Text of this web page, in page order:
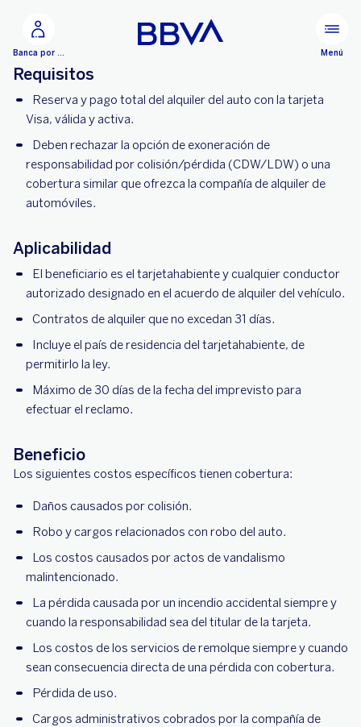
Banca por Internet Menú
Requisitos
Reserva y pago total del alquiler del auto con la tarjeta
Visa, válida y activa.
Deben rechazar la opción de exoneración de
responsabilidad por colisión/pérdida (CDW/LDW) o una
cobertura similar que ofrezca la compañía de alquiler de
automóviles.
Aplicabilidad
El beneficiario es el tarjetahabiente y cualquier conductor
autorizado designado en el acuerdo de alquiler del vehículo.
Contratos de alquiler que no excedan 31 días.
Incluye el país de residencia del tarjetahabiente, de
permitirlo la ley.
Máximo de 30 días de la fecha del imprevisto para
efectuar el reclamo.
Beneficio
Los siguientes costos específicos tienen cobertura:
Daños causados por colisión.
Robo y cargos relacionados con robo del auto.
Los costos causados por actos de vandalismo
malintencionado.
La pérdida causada por un incendio accidental siempre y
cuando la responsabilidad sea del titular de la tarjeta.
Los costos de los servicios de remolque siempre y cuando
sean consecuencia directa de una pérdida con cobertura.
Pérdida de uso.
Cargos administrativos cobrados por la compañía de